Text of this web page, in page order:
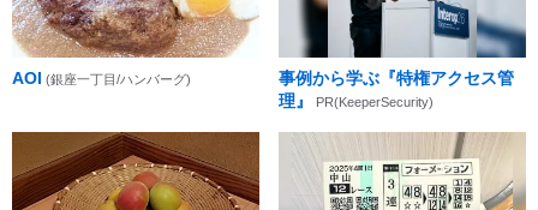
AOI (銀座一丁目/ハンバーグ)
事例から学ぶ『特権アクセス管
理』
PR(KeeperSecurity)